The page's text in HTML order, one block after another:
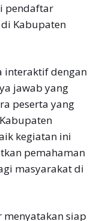
pendaftar
Kabupaten
interaktif dengan
jawab yang
peserta yang
kegiatan ini
pemahaman
masyarakat di
menyatakan siap